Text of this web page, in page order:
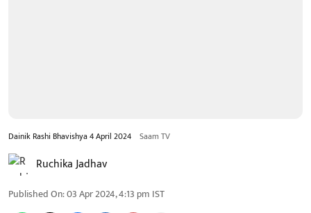
Dainik Rashi Bhavishya 4 April 2024 Saam TV
Ruchika Jadhav
Published On:03 Apr 2024, 4:13 pm IST